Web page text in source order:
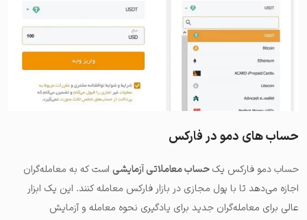
حساب های دمو در فارکس
حساب دمو فارکس یکحساب معاملاتی آزمایشی است که به معامله‌گران
اجازه می‌دهد تا با پول مجازی در بازار فارکس معامله کنند. این یک ابزار
عالی برای معامله‌گران جدید برای یادگیری نحوه معامله و آزمایش